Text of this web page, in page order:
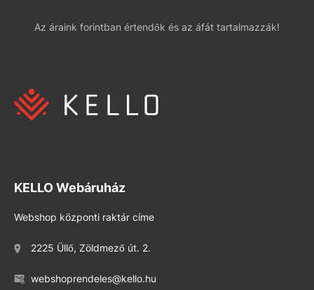
Az áraink forintban értendők és az áfát tartalmazzák!
KELLO Webáruház
Webshop központi raktár címe
2225 Üllő, Zöldmező út. 2.
webshoprendeles@kello.hu